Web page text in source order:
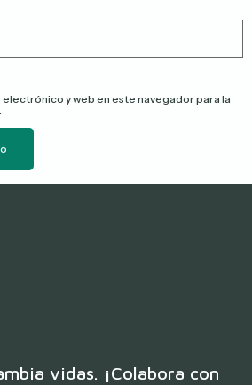
y web en este navegador para la
vidas. ¡Colabora con